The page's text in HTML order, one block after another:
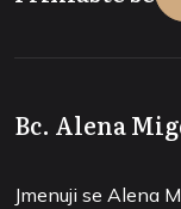
Bc. Alena
Jmenuji se Alena